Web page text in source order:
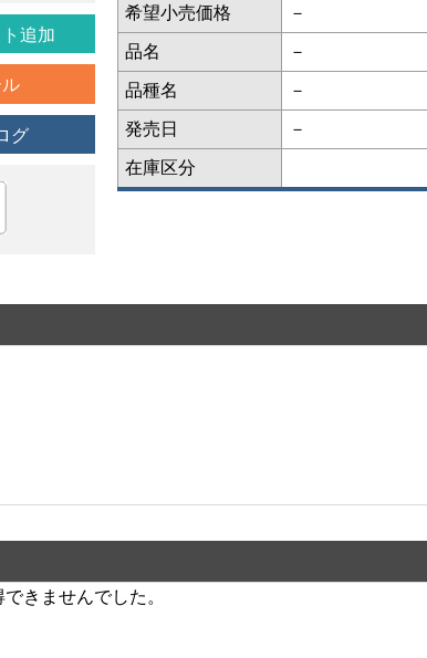
追加
グ
希望小売価格 －
品名 －
品種名 －
発売日 －
在庫区分
きませんでした。